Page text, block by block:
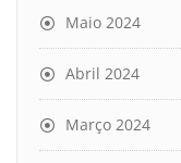
Maio 2024
Abril 2024
Março 2024